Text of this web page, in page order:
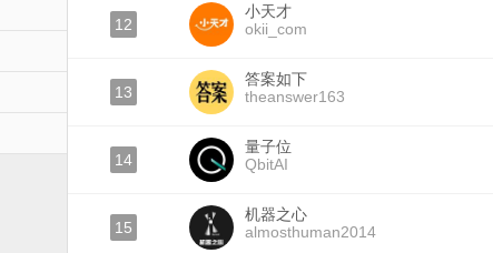
12
小天才
okii_com
13
答案如下
theanswer163
14
量子位
QbitAI
15
机器之心
almosthuman2014